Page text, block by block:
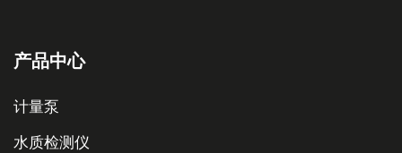
产品中心
计量泵
水质检测仪